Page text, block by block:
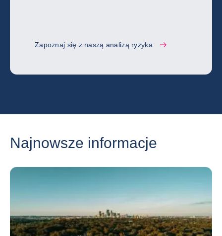
Zapoznaj się z naszą analizą ryzyka
Najnowsze informacje